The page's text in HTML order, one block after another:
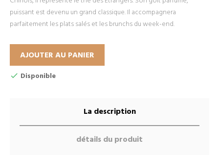
puissant est devenu un grand classique. Il accompagnera
parfaitement les plats salés et les brunchs du week-end.
AJOUTER AU PANIER
Disponible
La description
détails du produit